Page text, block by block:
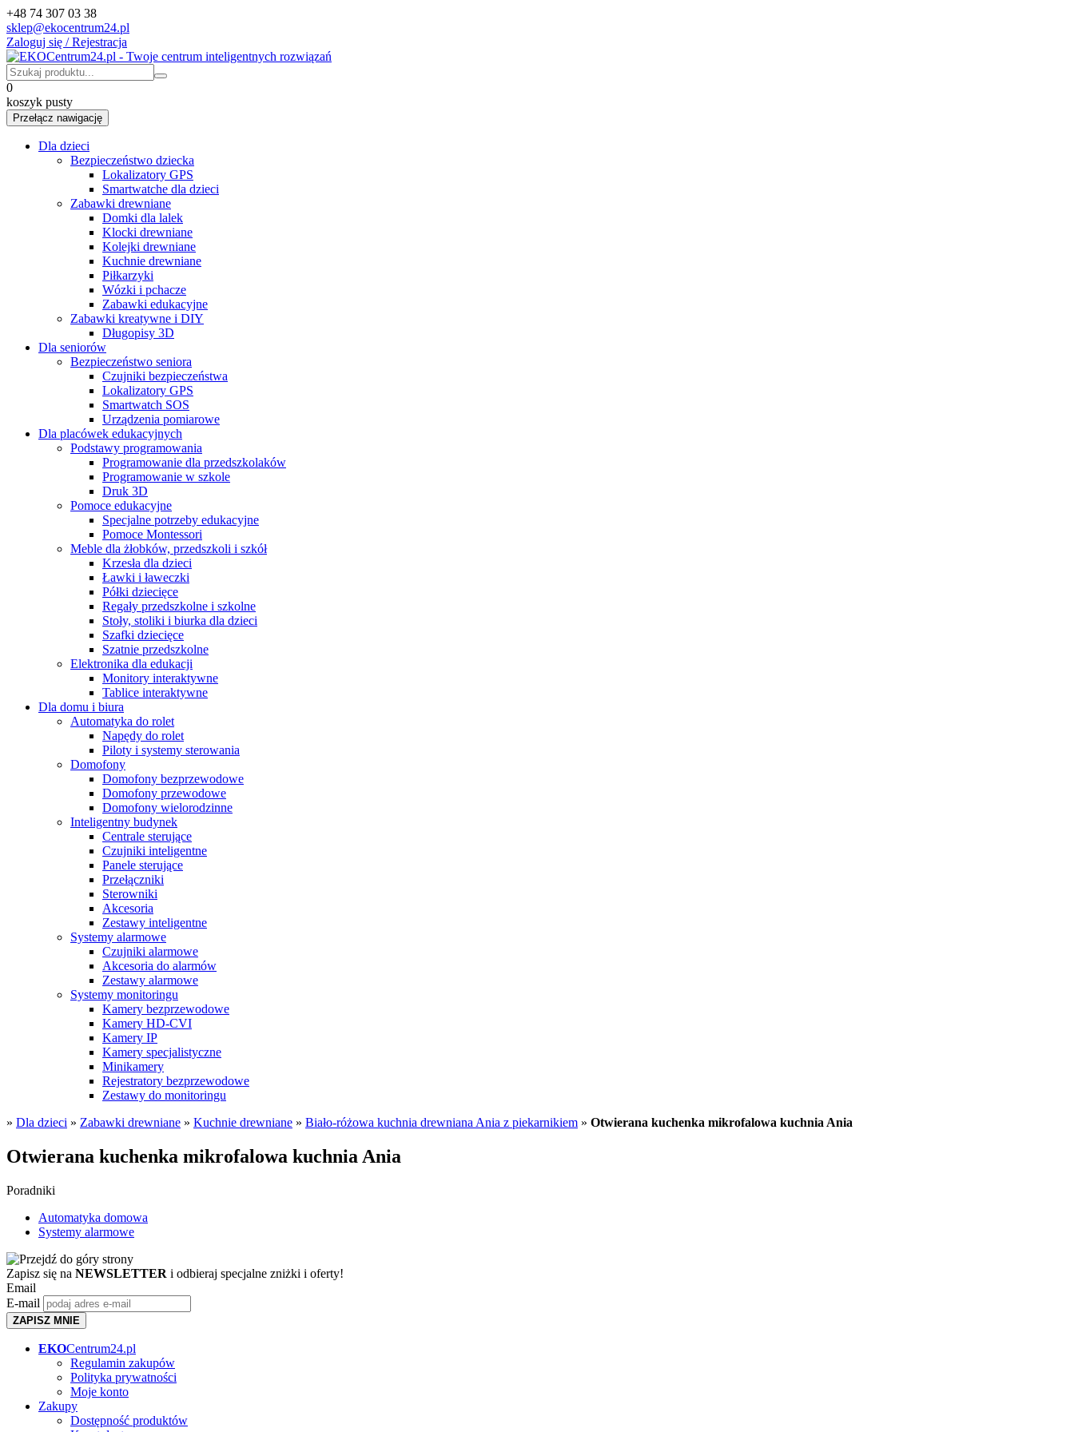
+48 74 307 03 38
sklep@ekocentrum24.pl
Zaloguj się / Rejestracja
0
koszyk pusty
Przełącz nawigację
Dla dzieci
Bezpieczeństwo dziecka
Lokalizatory GPS
Smartwatche dla dzieci
Zabawki drewniane
Domki dla lalek
Klocki drewniane
Kolejki drewniane
Kuchnie drewniane
Piłkarzyki
Wózki i pchacze
Zabawki edukacyjne
Zabawki kreatywne i DIY
Długopisy 3D
Dla seniorów
Bezpieczeństwo seniora
Czujniki bezpieczeństwa
Lokalizatory GPS
Smartwatch SOS
Urządzenia pomiarowe
Dla placówek edukacyjnych
Podstawy programowania
Programowanie dla przedszkolaków
Programowanie w szkole
Druk 3D
Pomoce edukacyjne
Specjalne potrzeby edukacyjne
Pomoce Montessori
Meble dla żłobków, przedszkoli i szkół
Krzesła dla dzieci
Ławki i ławeczki
Półki dziecięce
Regały przedszkolne i szkolne
Stoły, stoliki i biurka dla dzieci
Szafki dziecięce
Szatnie przedszkolne
Elektronika dla edukacji
Monitory interaktywne
Tablice interaktywne
Dla domu i biura
Automatyka do rolet
Napędy do rolet
Piloty i systemy sterowania
Domofony
Domofony bezprzewodowe
Domofony przewodowe
Domofony wielorodzinne
Inteligentny budynek
Centrale sterujące
Czujniki inteligentne
Panele sterujące
Przełączniki
Sterowniki
Akcesoria
Zestawy inteligentne
Systemy alarmowe
Czujniki alarmowe
Akcesoria do alarmów
Zestawy alarmowe
Systemy monitoringu
Kamery bezprzewodowe
Kamery HD-CVI
Kamery IP
Kamery specjalistyczne
Minikamery
Rejestratory bezprzewodowe
Zestawy do monitoringu
» Dla dzieci » Zabawki drewniane » Kuchnie drewniane » Biało-różowa kuchnia drewniana Ania z piekarnikiem » Otwierana kuchenka mikrofalowa kuchnia Ania
Otwierana kuchenka mikrofalowa kuchnia Ania
Poradniki
Automatyka domowa
Systemy alarmowe
Zapisz się na NEWSLETTER i odbieraj specjalne zniżki i oferty!
Email
E-mail
ZAPISZ MNIE
EKOCentrum24.pl
Regulamin zakupów
Polityka prywatności
Moje konto
Zakupy
Dostępność produktów